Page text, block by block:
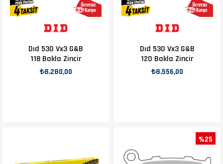
Dıd 530 Vx3 G&B
118 Bakla Zincir
₺8.280,00
Dıd 530 Vx3 G&B
120 Bakla Zincir
₺8.556,00
%25